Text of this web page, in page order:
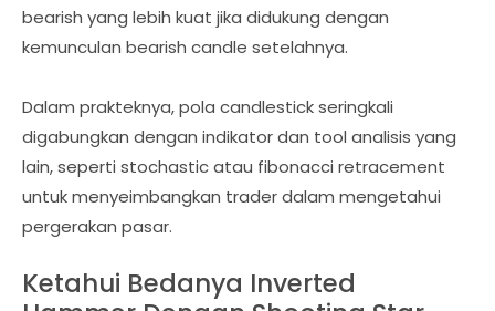
bearish yang lebih kuat jika didukung dengan
kemunculan bearish candle setelahnya.
Dalam prakteknya, pola candlestick seringkali
digabungkan dengan indikator dan tool analisis yang
lain, seperti stochastic atau fibonacci retracement
untuk menyeimbangkan trader dalam mengetahui
pergerakan pasar.
Ketahui Bedanya Inverted